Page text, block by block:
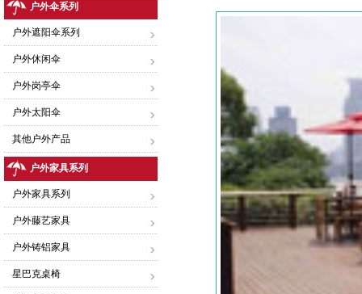
户外伞系列
户外遮阳伞系列
户外休闲伞
户外岗亭伞
户外太阳伞
其他户外产品
户外家具系列
户外家具系列
户外藤艺家具
户外铸铝家具
星巴克桌椅